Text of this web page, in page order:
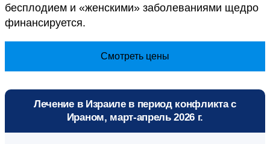
бесплодием и «женскими» заболеваниями щедро
финансируется.
Смотреть цены
Лечение в Израиле в период конфликта с
Ираном, март-апрель 2026 г.